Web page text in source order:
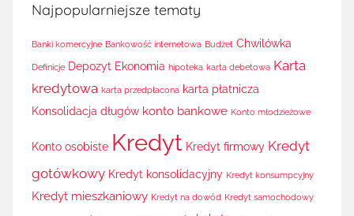
Najpopularniejsze tematy
Banki komercyjne Bankowość internetowa Budżet Chwilówka
Definicje Depozyt Ekonomia hipoteka karta debetowa Karta
kredytowa karta przedpłacona karta płatnicza
Konsolidacja długów konto bankowe Konto młodzieżowe
Konto osobiste Kredyt Kredyt firmowy Kredyt
gotówkowy Kredyt konsolidacyjny Kredyt konsumpcyjny
Kredyt mieszkaniowy Kredyt na dowód Kredyt samochodowy